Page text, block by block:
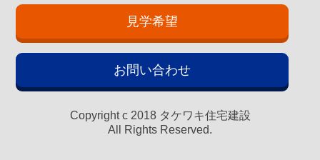
見学希望
お問い合わせ
Copyright c 2018 タケワキ住宅建設
All Rights Reserved.